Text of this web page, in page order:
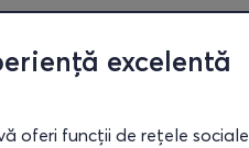
excelentă
oferi funcții de rețele sociale